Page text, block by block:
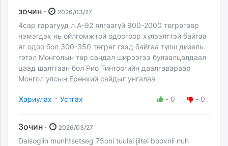
зочин · 2026/03/27
4сар гарагууд л А-92 ялгаагүй 900-2000 төгрөгөөр
нэмэгдэх нь ойлгомжтой одоогоор хүлээлттэй байгаа
яг одоо бол 300-350 төгрөг гээд байгаа түлш дизель
гэтэл Монголын төр сандал ширээгээ булаалцалдаал
цаад шалтгаан бол Рио Тинтоогийн даалгавараар
Монгол улсын Ерөнхий сайдыг унгалаа
Хариулах · Устгах - 0 - 0
Зочин · 2026/03/27
Daisogiin munhtsetseg 75oni tuulai jiltei boovnii nuh